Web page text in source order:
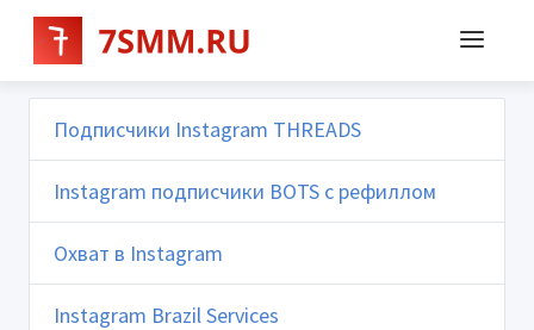
Подписчики Instagram THREADS
Instagram подписчики BOTS с рефиллом
Охват в Instagram
Instagram Brazil Services